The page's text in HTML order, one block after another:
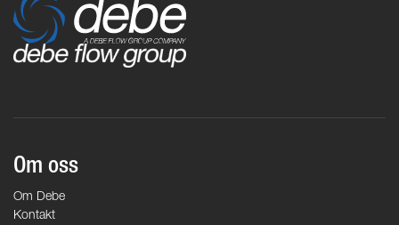
Om oss
Om Debe
Kontakt